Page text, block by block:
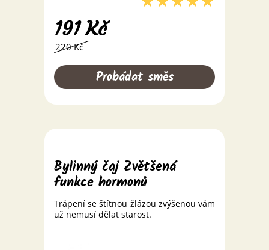
191 Kč
220 Kč
Probádat směs
Bylinný čaj Zvětšená
funkce hormonů
Trápení se štítnou žlázou zvýšenou vám
už nemusí dělat starost.